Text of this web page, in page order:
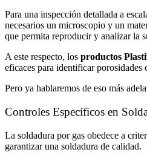
Para una inspección detallada a
necesarios un microscopio y un
que permita reproducir y analizar la
A este respecto, los productos
eficaces para identificar porosidades
Pero ya hablaremos de eso más
Controles Específicos en
La soldadura por gas obedece a
garantizar una soldadura de calidad.